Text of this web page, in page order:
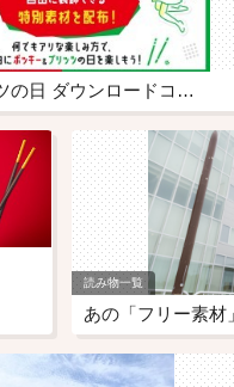
の日 ダウンロードコ…
読み物一覧
あの「フリー素材